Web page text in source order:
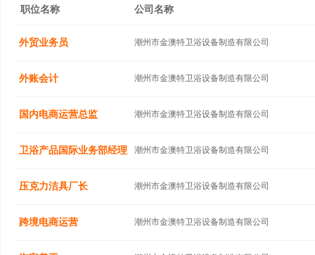
职位名称 公司名称
外贸业务员 潮州市金澳特卫浴设备制造有限公司
外账会计 潮州市金澳特卫浴设备制造有限公司
国内电商运营总监 潮州市金澳特卫浴设备制造有限公司
卫浴产品国际业务部经理 潮州市金澳特卫浴设备制造有限公司
压克力洁具厂长 潮州市金澳特卫浴设备制造有限公司
跨境电商运营 潮州市金澳特卫浴设备制造有限公司